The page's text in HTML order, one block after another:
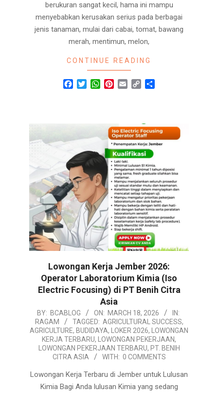
berukuran sangat kecil, hama ini mampu
menyebabkan kerusakan serius pada berbagai
jenis tanaman, mulai dari cabai, tomat, bawang
merah, mentimun, melon,
CONTINUE READING
Facebook
TwitterWhatsApp
Pinterest
Email Copy
Lowongan Kerja Jember 2026:
Operator Laboratorium Kimia (Iso
Electric Focusing) di PT Benih Citra
Asia
2026-
03-
BY: BCABLOG ON: MARCH 18, 2026
IN:
RAGAM
TAGGED: AGRICULTURAL SUCCESS,
AGRICULTURE, BUDIDAYA, LOKER 2026, LOWONGAN
KERJA TERBARU, LOWONGAN PEKERJAAN,
LOWONGAN PEKERJAAN TERBARU, PT. BENIH
CITRA ASIA
WITH: 0 COMMENTS
Lowongan Kerja Terbaru di Jember untuk Lulusan
Kimia Bagi Anda lulusan Kimia yang sedang